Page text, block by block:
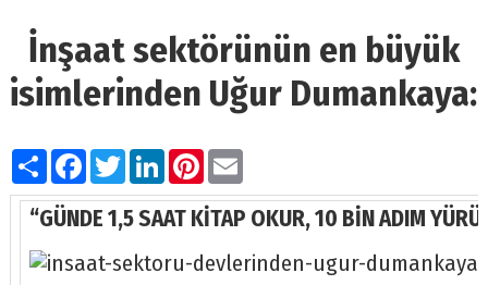
İnşaat sektörünün en büyük
isimlerinden Uğur Dumankaya:
PaylaşFacebook
TwitterLinkedIn
Pinterest
Email
“GÜNDE 1,5 SAAT KİTAP OKUR, 10 BİN ADIM